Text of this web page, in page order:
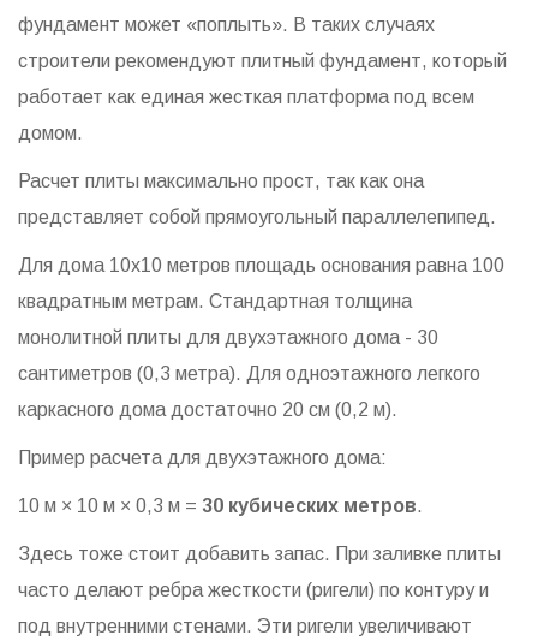
фундамент может «поплыть». В таких случаях
строители рекомендуют плитный фундамент, который
работает как единая жесткая платформа под всем
домом.
Расчет плиты максимально прост, так как она
представляет собой прямоугольный параллелепипед.
Для дома 10x10 метров площадь основания равна 100
квадратным метрам. Стандартная толщина
монолитной плиты для двухэтажного дома - 30
сантиметров (0,3 метра). Для одноэтажного легкого
каркасного дома достаточно 20 см (0,2 м).
Пример расчета для двухэтажного дома:
10 м × 10 м × 0,3 м = 30 кубических метров.
Здесь тоже стоит добавить запас. При заливке плиты
часто делают ребра жесткости (ригели) по контуру и
под внутренними стенами. Эти ригели увеличивают